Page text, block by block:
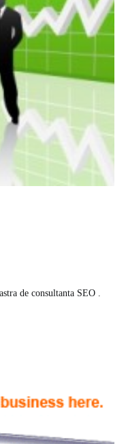
de consultanta SEO .